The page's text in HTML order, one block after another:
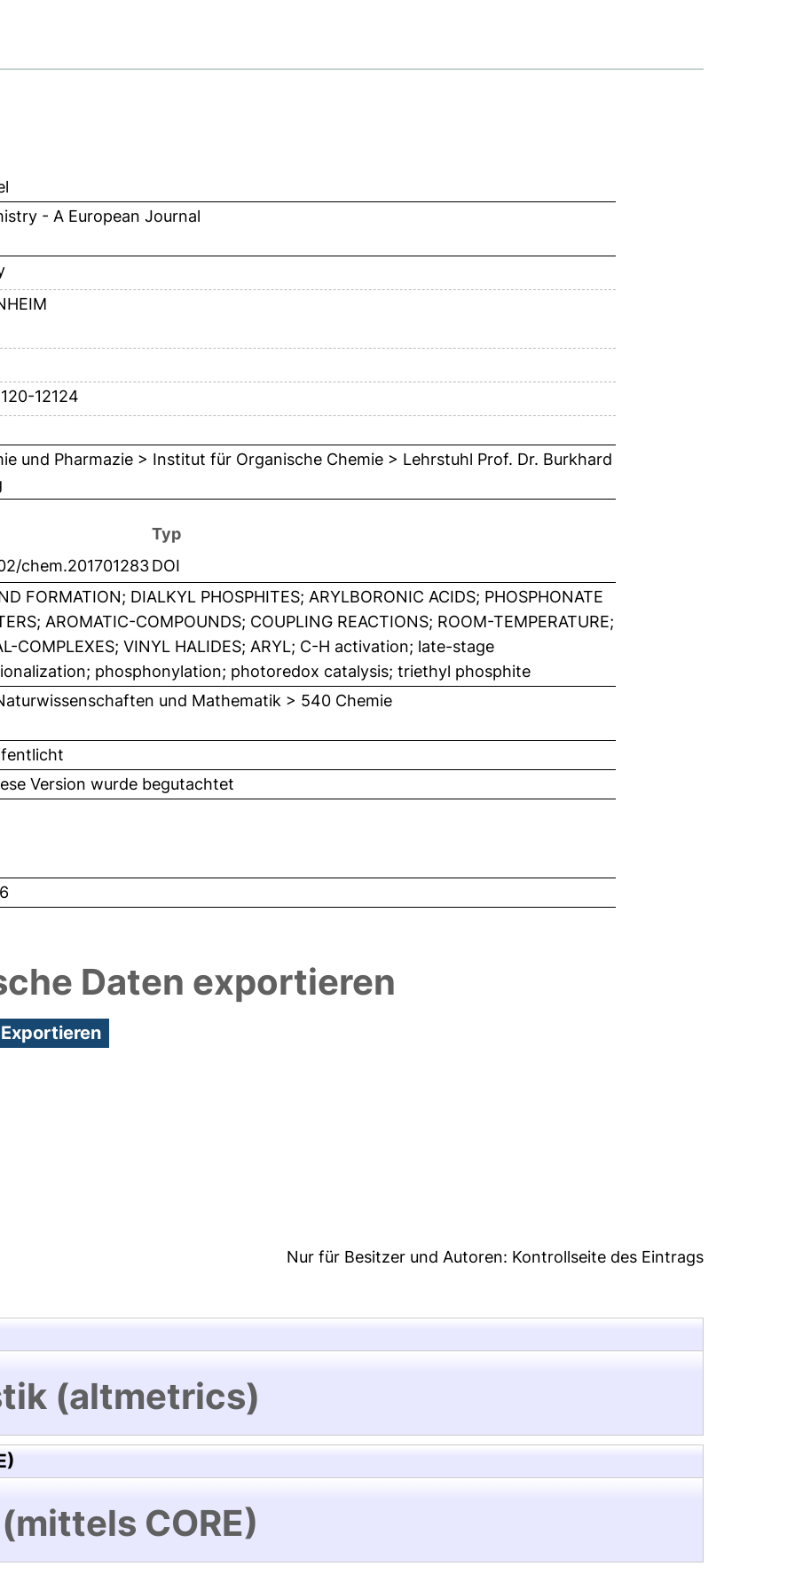
- A European Journal
12124
und Pharmazie > Institut für Organische Chemie > Lehrstuhl Prof. Dr. Burkhard
Typ
chem.201701283DOI
FORMATION; DIALKYL PHOSPHITES; ARYLBORONIC ACIDS; PHOSPHONATE
AROMATIC-COMPOUNDS; COUPLING REACTIONS; ROOM-TEMPERATURE;
COMPLEXES; VINYL HALIDES; ARYL; C-H activation; late-stage
phosphonylation; photoredox catalysis; triethyl phosphite
und Mathematik > 540 Chemie
Version wurde begutachtet
Daten exportieren
Nur für Besitzer und Autoren: Kontrollseite des Eintrags
(altmetrics)
CORE)